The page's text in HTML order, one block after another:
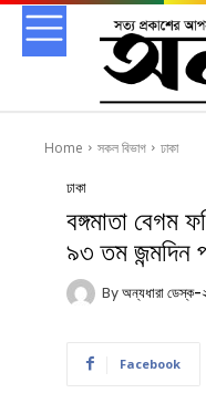
Home সকল বিভাগ ঢাকা
ঢাকা
বঙ্গমাতা বেগম
৯৩ তম জন্মদিন
By অন্যধারা ডেস্ক-
Facebook